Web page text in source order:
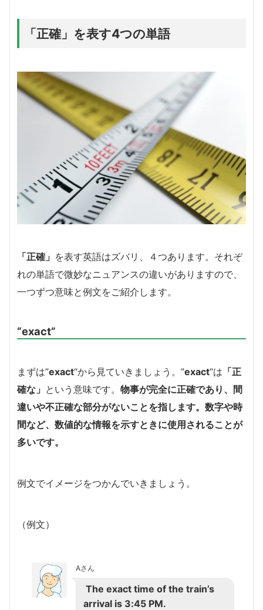
「正確」を表す4つの単語
「正確」 を表す英語はズバリ、４つあります。それぞ
れの単語で微妙なニュアンスの違いがありますので、
一つずつ意味と例文をご紹介します。
“exact”
まずは”exact“から見ていきましょう。”exact“は 「正
確な」 という意味です。 物事が完全に正確であり、間
違いや不正確な部分がないことを指します。数字や時
間など、数値的な情報を示すときに使用されることが
多いです。
例文でイメージをつかんでいきましょう。
（例文）
Aさん
The exact time of the train’s
arrival is 3:45 PM.